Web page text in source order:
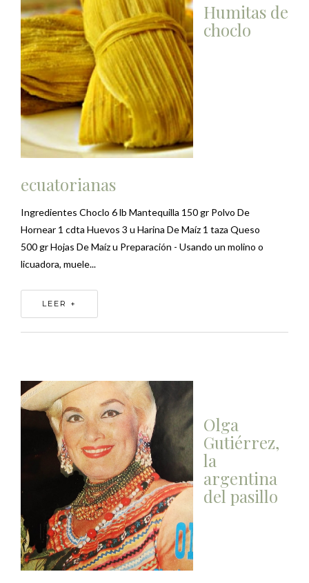
Humitas de
choclo
ecuatorianas
Ingredientes Choclo 6 lb Mantequilla 150 gr Polvo De
Hornear 1 cdta Huevos 3 u Harina De Maíz 1 taza Queso
500 gr Hojas De Maíz u Preparación - Usando un molino o
licuadora, muele...
LEER +
Olga
Gutiérrez,
la
argentina
del pasillo